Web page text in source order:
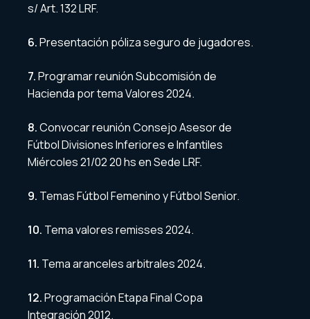
s/ Art. 132 LRF.
6.Presentación póliza seguro de jugadores.
7.Programar reunión Subcomisión de
Hacienda por tema Valores 2024.
8.Convocar reunión Consejo Asesor de
Fútbol Divisiones Inferiores e Infantiles
Miércoles 21/02 20 hs en Sede LRF.
9. Temas Fútbol Femenino y Fútbol Senior.
10. Tema valores remisses 2024.
11. Tema aranceles arbitrales 2024.
12.Programación Etapa Final Copa
Integración 2012.